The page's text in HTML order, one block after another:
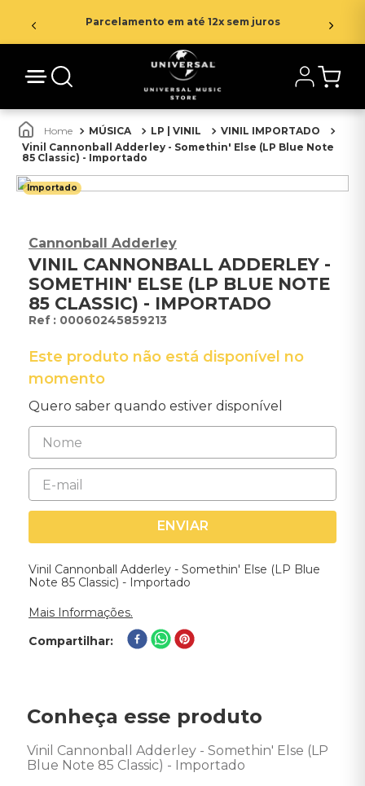
Parcelamento em até 12x sem juros
MÚSICA LP | VINIL
VINIL IMPORTADO
Vinil Cannonball Adderley - Somethin' Else (LP Blue Note
85 Classic) - Importado
Importado
Cannonball Adderley
VINIL CANNONBALL ADDERLEY -
SOMETHIN' ELSE (LP BLUE NOTE
85 CLASSIC) - IMPORTADO
: 00060245859213
Este produto não está disponível no
momento
Quero saber quando estiver disponível
ENVIAR
Vinil Cannonball Adderley - Somethin' Else (LP Blue
Note 85 Classic) - Importado
Mais Informações.
Compartilhar
Conheça esse produto
Vinil Cannonball Adderley - Somethin' Else (LP
Blue Note 85 Classic) - Importado